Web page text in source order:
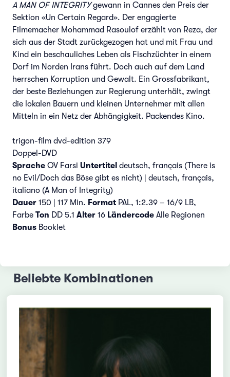
A MAN OF INTEGRITYgewann in Cannes den Preis der
Sektion «Un Certain Regard». Der engagierte
Filmemacher Mohammad Rasoulof erzählt von Reza, der
sich aus der Stadt zurückgezogen hat und mit Frau und
Kind ein beschauliches Leben als Fischzüchter in einem
Dorf im Norden Irans führt. Doch auch auf dem Land
herrschen Korruption und Gewalt. Ein Grossfabrikant,
der beste Beziehungen zur Regierung unterhält, zwingt
die lokalen Bauern und kleinen Unternehmer mit allen
Mitteln in ein Netz der Abhängigkeit. Packendes Kino.
trigon-film dvd-edition 379
Doppel-DVD
Sprache OV Farsi Untertitel deutsch, français (There is
no Evil/Doch das Böse gibt es nicht) | deutsch, français,
italiano (A Man of Integrity)
Dauer 150 | 117 Min. Format PAL, 1:2.39 – 16/9 LB,
Farbe Ton DD 5.1 Alter 16 Ländercode Alle Regionen
Bonus Booklet
Beliebte Kombinationen